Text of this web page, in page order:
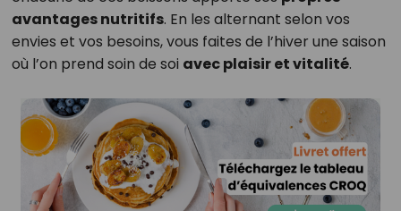
avantages nutritifs. En les alternant selon vos
envies et vos besoins, vous faites de l’hiver une saison
où l’on prend soin de soi avec plaisir et vitalité.